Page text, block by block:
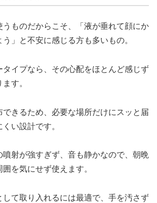
うものだからこそ、「液が垂れて顔にか
」と不安に感じる方も多いもの。
タイプなら、その心配をほとんど感じず
す。
できるため、必要な場所だけにスッと届
い設計です。
噴射が強すぎず、音も静かなので、朝晩
を気にせず使えます。
して取り入れるには最適で、手を汚さず